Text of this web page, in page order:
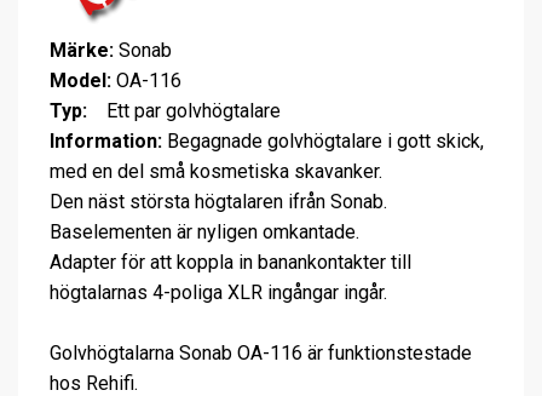
Märke: Sonab
Model: OA-116
Typ:
Ett par golvhögtalare
Information: Begagnade golvhögtalare i gott skick,
med en del små kosmetiska skavanker.
Den näst största högtalaren ifrån Sonab.
Baselementen är nyligen omkantade.
Adapter för att koppla in banankontakter till
högtalarnas 4-poliga XLR ingångar ingår.
Golvhögtalarna Sonab OA-116 är funktionstestade
hos Rehifi.